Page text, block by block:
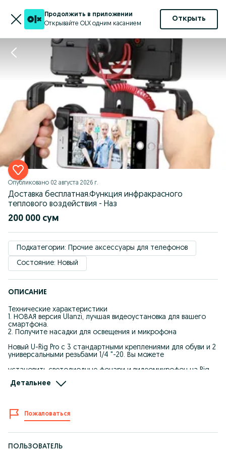
Продолжить в приложении
Открывайте OLX одним касанием
Открыть
Опубликовано 02 августа 2026 г.
Доставка бесплатная.Функция инфракрасного
теплового воздействия - Наз
200 000 сум
Подкатегории: Прочие аксессуары для телефонов
Состояние: Новый
ОПИСАНИЕ
Технические характеристики
1. НОВАЯ версия Ulanzi, лучшая видеоустановка для вашего
смартфона.
2. Получите насадки для освещения и микрофона
Новый U-Rig Pro с 3 стандартными креплениями для обуви и 2
универсальными резьбами 1/4 "-20. Вы можете
установить светодиодные фонари и видеомикрофон на Rig.
видеопроизводителей и кинематографистов iPhone.
Отличный дизайн для съемки на ходу с помощью
смартфона. Получайте плавное видео, делайте четкие
снимки и сохраняйте уникальные жизненные впечатления.
4. Профессиональная клетка для видеоустановки
Детальнее
Пожаловаться
ПОЛЬЗОВАТЕЛЬ